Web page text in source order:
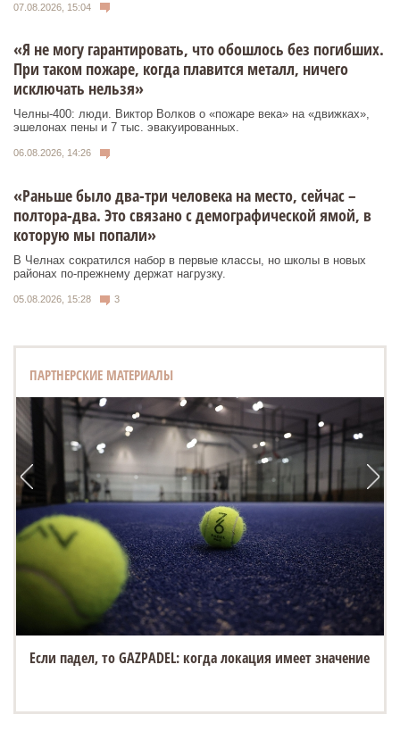
07.08.2026, 15:04
«Я не могу гарантировать, что обошлось без погибших.
При таком пожаре, когда плавится металл, ничего
исключать нельзя»
Челны-400: люди. Виктор Волков о «пожаре века» на «движках»,
эшелонах пены и 7 тыс. эвакуированных.
06.08.2026, 14:26
«Раньше было два-три человека на место, сейчас –
полтора-два. Это связано с демографической ямой, в
которую мы попали»
В Челнах сократился набор в первые классы, но школы в новых
районах по-прежнему держат нагрузку.
05.08.2026, 15:28 3
ПАРТНЕРСКИЕ МАТЕРИАЛЫ
Если падел, то GAZPADEL: когда локация имеет значение